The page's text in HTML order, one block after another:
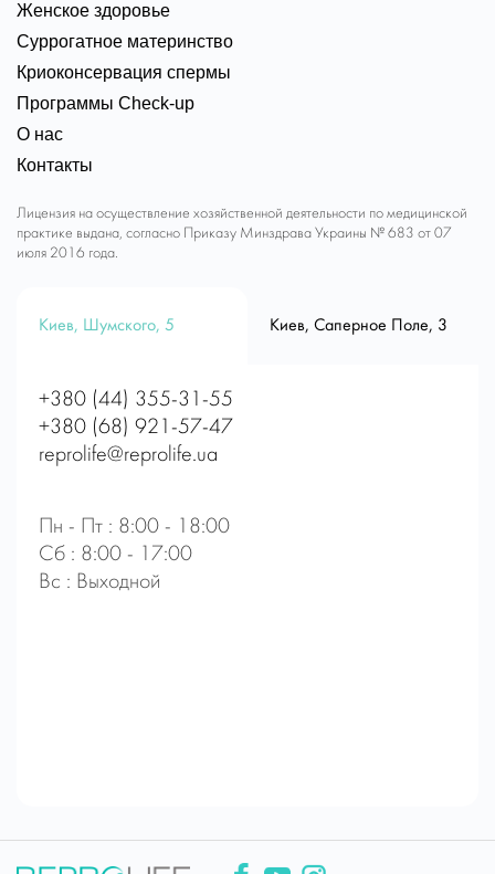
Женское здоровье
Суррогатное материнство
Криоконсервация спермы
Программы Check-up
О нас
Контакты
Лицензия на осуществление хозяйственной деятельности по медицинской
практике выдана, согласно Приказу Минздрава Украины № 683 от 07
июля 2016 года.
Киев, Шумского, 5 Киев, Саперное Поле, 3
+380 (44) 355-31-55
+380 (68) 921-57-47
reprolife@reprolife.ua
Пн - Пт : 8:00 - 18:00
Сб : 8:00 - 17:00
Вс : Выходной